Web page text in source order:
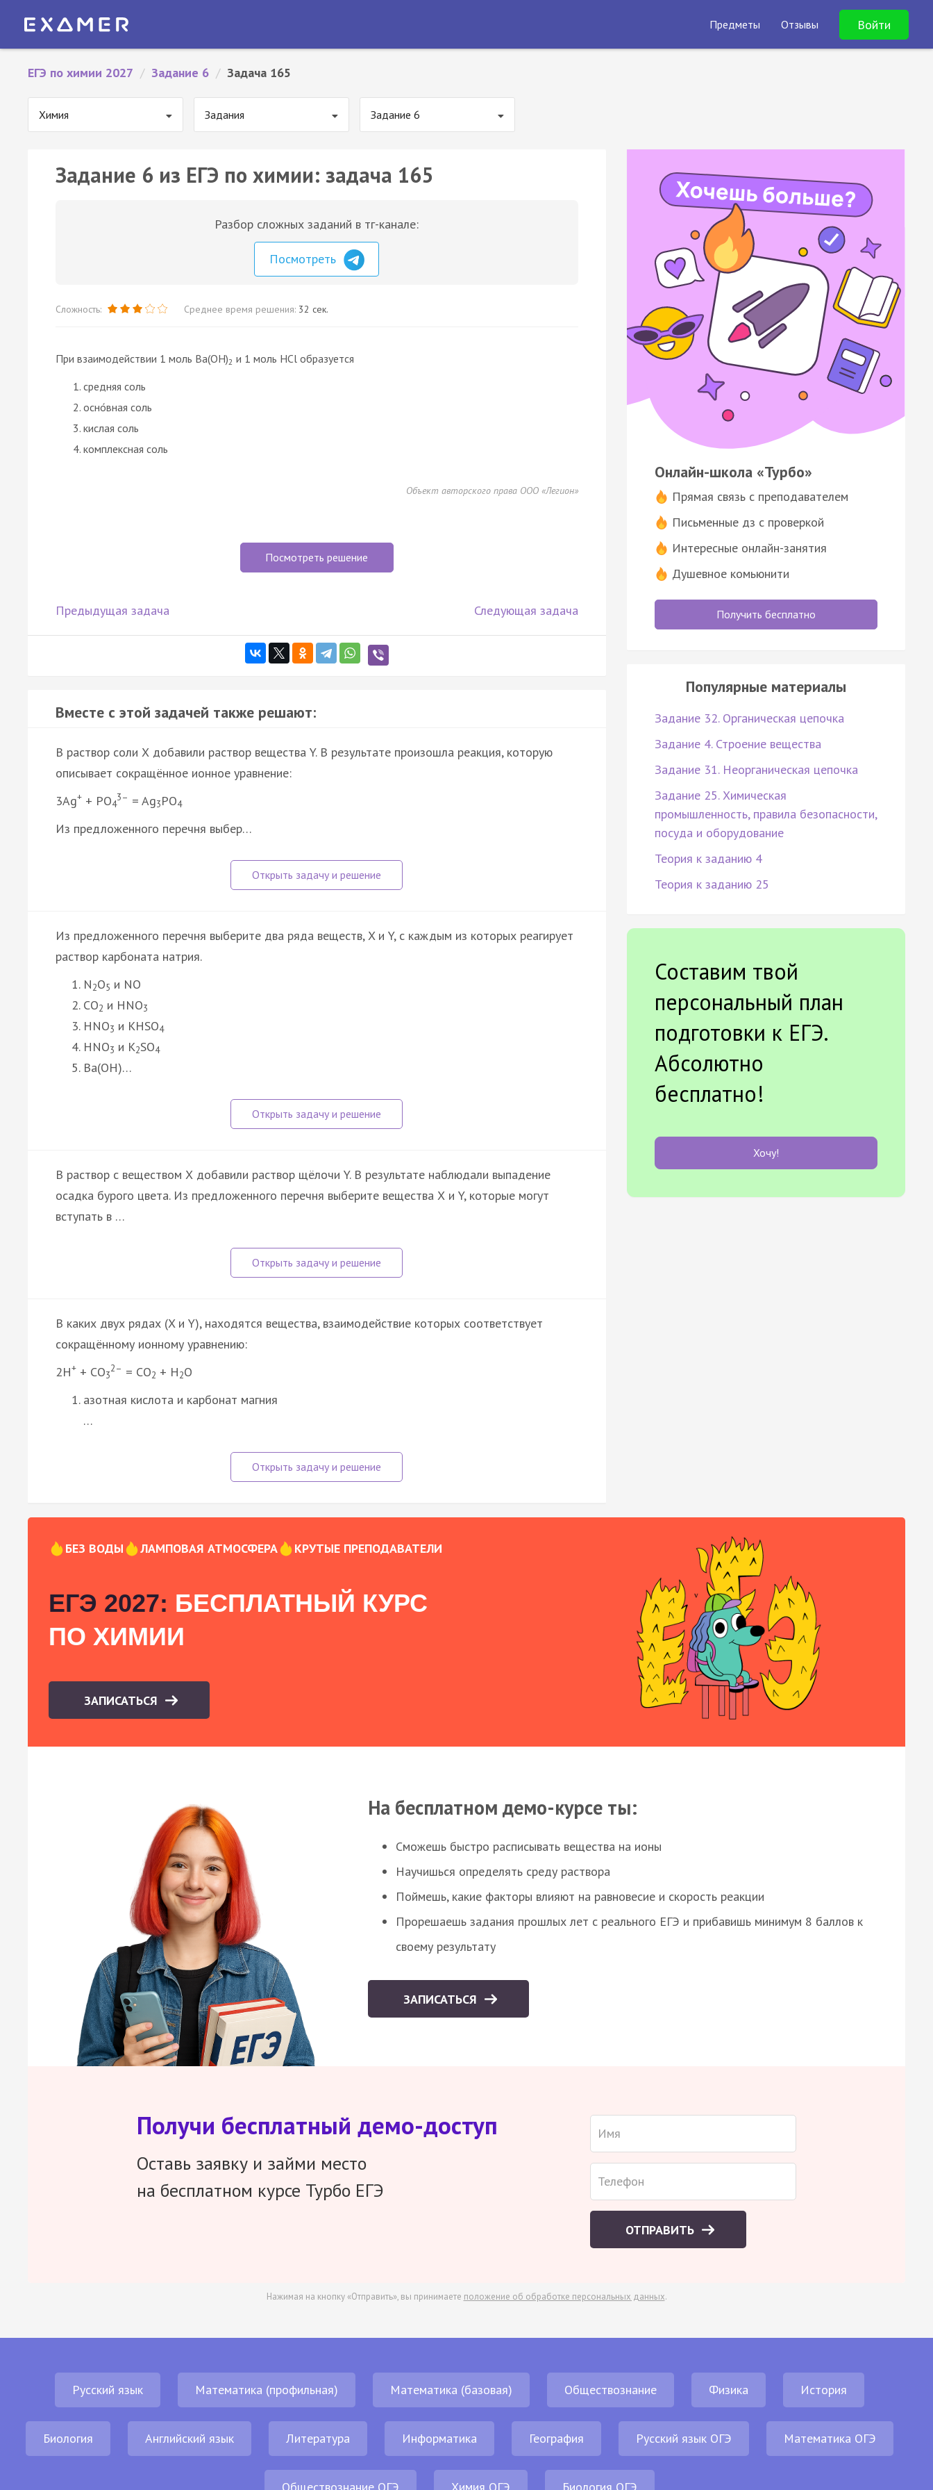
Предметы Отзывы Войти
ЕГЭ по химии 2027 / Задание 6 / Задача 165
Химия Задания Задание 6
Задание 6 из ЕГЭ по химии: задача 165
Разбор сложных заданий в тг-канале:
Посмотреть
Сложность: Среднее время решения: 32 сек.
При взаимодействии 1 моль Ba(OH)2 и 1 моль HCl образуется
средняя соль
осно́вная соль
кислая соль
комплексная соль
Объект авторского права ООО «Легион»
Посмотреть решение
Предыдущая задача Следующая задача
Вместе с этой задачей также решают:
В раствор соли Х добавили раствор вещества Y. В результате произошла реакция, которую
описывает сокращённое ионное уравнение:
3Ag+ + PO4
3– = Ag3PO4
Из предложенного перечня выбер…
Из предложенного перечня выберите два ряда веществ, X и Y, с каждым из которых реагирует
раствор карбоната натрия.
N2O5 и NO
CO2 и HNO3
HNO3 и KHSO4
HNO3 и K2SO4
Ba(OH)…
В раствор с веществом Х добавили раствор щёлочи Y. В результате наблюдали выпадение
осадка бурого цвета. Из предложенного перечня выберите вещества Х и Y, которые могут
вступать в …
В каких двух рядах (X и Y), находятся вещества, взаимодействие которых соответствует
сокращённому ионному уравнению:
2Н+ + СО3
2– = СО2 + Н2О
азотная кислота и карбонат магния
…
Онлайн-школа «Турбо»
Прямая связь с преподавателем
Письменные дз с проверкой
Интересные онлайн-занятия
Душевное комьюнити
Получить бесплатно
Популярные материалы
Задание 32. Органическая цепочка
Задание 4. Строение вещества
Задание 31. Неорганическая цепочка
Задание 25. Химическая
промышленность, правила безопасности,
посуда и оборудование
Теория к заданию 4
Теория к заданию 25
Составим твой
персональный план
подготовки к ЕГЭ.
Абсолютно
бесплатно!
Хочу!
БЕЗ ВОДЫ ЛАМПОВАЯ АТМОСФЕРА КРУТЫЕ ПРЕПОДАВАТЕЛИ
ЕГЭ 2027: БЕСПЛАТНЫЙ КУРС
ПО ХИМИИ
ЗАПИСАТЬСЯ
На бесплатном демо-курсе ты:
Сможешь быстро расписывать вещества на ионы
Научишься определять среду раствора
Поймешь, какие факторы влияют на равновесие и скорость реакции
Прорешаешь задания прошлых лет с реального ЕГЭ и прибавишь минимум 8 баллов к
своему результату
ЗАПИСАТЬСЯ
Получи бесплатный демо-доступ
Оставь заявку и займи место
на бесплатном курсе Турбо ЕГЭ
ОТПРАВИТЬ
Нажимая на кнопку «Отправить», вы принимаете положение об обработке персональных данных.
Русский язык Математика (профильная) Математика (базовая) Обществознание Физика История
Биология Английский язык Литература Информатика География Русский язык ОГЭ Математика ОГЭ
Обществознание ОГЭ Химия ОГЭ Биология ОГЭ